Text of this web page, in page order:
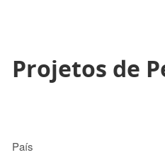
Projetos de
País